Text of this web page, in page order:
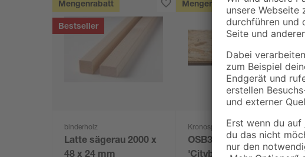
Mengenrabatt
Bestseller
binderholz
Latte sägerau 2000 x
Mengenrabatt
Kronospan
OSB3-Verlegeplatte